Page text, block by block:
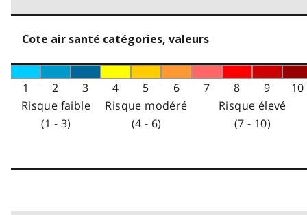
Cote air santé catégories, valeurs
1 2 3 4 5 6 7 8 9
10
Risque faible
(1 - 3)
Risque modéré
(4 - 6)
Risque élevé
(7 - 10)